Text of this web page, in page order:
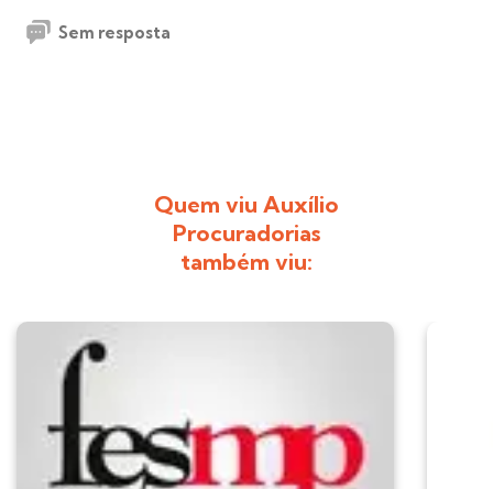
Sem resposta
Quem viu Auxílio
Procuradorias
também viu: